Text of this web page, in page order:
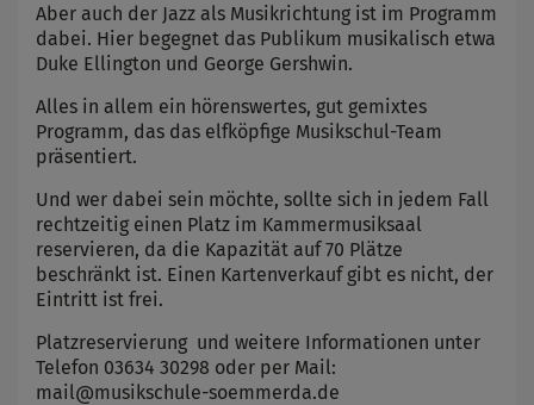
Aber auch der Jazz als Musikrichtung ist im Programm
dabei. Hier begegnet das Publikum musikalisch etwa
Duke Ellington und George Gershwin.
Alles in allem ein hörenswertes, gut gemixtes
Programm, das das elfköpfige Musikschul-Team
präsentiert.
Und wer dabei sein möchte, sollte sich in jedem Fall
rechtzeitig einen Platz im Kammermusiksaal
reservieren, da die Kapazität auf 70 Plätze
beschränkt ist. Einen Kartenverkauf gibt es nicht, der
Eintritt ist frei.
Platzreservierung und weitere Informationen unter
Telefon 03634 30298 oder per Mail:
mail@musikschule-soemmerda.de